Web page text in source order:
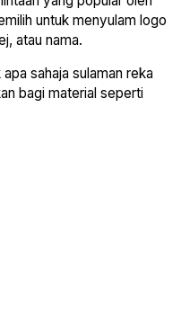
untuk menyulam logo
atau nama.
sahaja sulaman reka
bagi material seperti